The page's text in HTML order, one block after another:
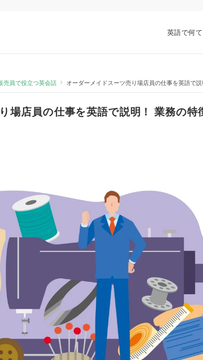
英語で何
売員で役立つ英会話 オーダーメイドスーツ売り場店員の仕事を英語で
場店員の仕事を英語で説明！ 業務の特